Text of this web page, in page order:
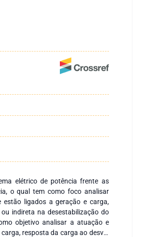
elétrico de potência frente as
o qual tem como foco analisar
estão ligados a geração e carga,
indireta na desestabilização do
objetivo analisar a atuação e
resposta da carga ao desvio